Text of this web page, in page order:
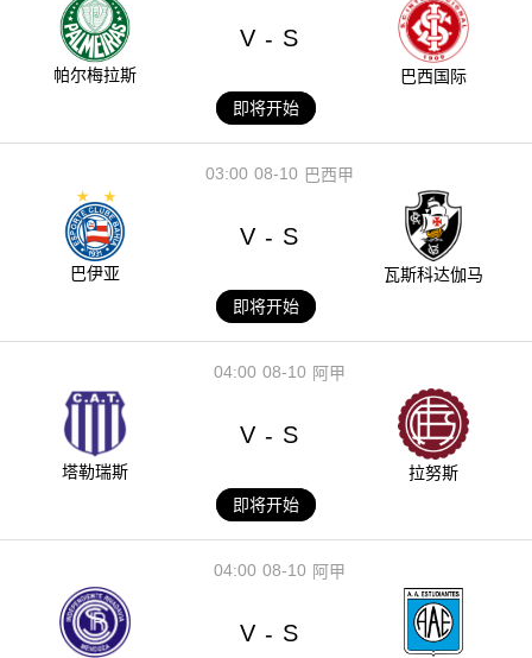
帕尔梅拉斯
V - S
巴西国际
即将开始
08-10
03:00 巴西甲
巴伊亚
V - S
瓦斯科达伽马
即将开始
08-10
04:00 阿甲
塔勒瑞斯
V - S
拉努斯
即将开始
08-10
04:00 阿甲
V - S